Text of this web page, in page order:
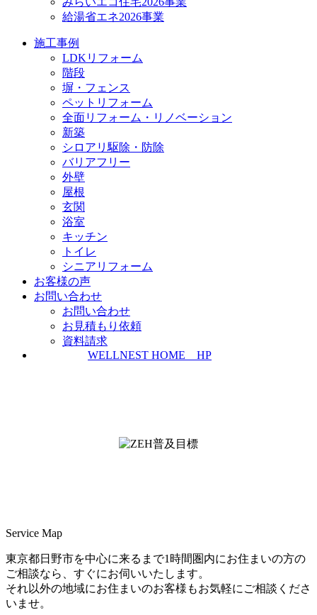
給湯省エネ2026事業
施工事例
LDKリフォーム
階段
塀・フェンス
ペットリフォーム
全面リフォーム・リノベーション
新築
シロアリ駆除・防除
バリアフリー
外壁
屋根
玄関
浴室
キッチン
トイレ
シニアリフォーム
お客様の声
お問い合わせ
お問い合わせ
お見積もり依頼
資料請求
WELLNEST HOME HP
Service Map
東京都日野市を中心に来るまで1時間圏内にお住まいの方の
ご相談なら、すぐにお伺いいたします。
それ以外の地域にお住まいのお客様もお気軽にご相談くださ
いませ。